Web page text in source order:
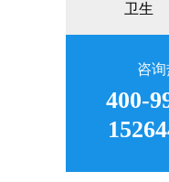
卫生
咨询
400-